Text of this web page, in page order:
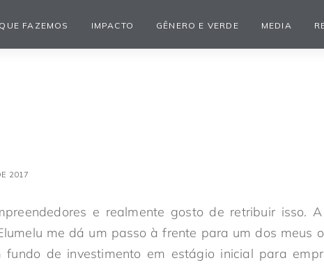
FAZEMOS IMPACTO GÊNERO E VERDE MEDIA
2017
e realmente gosto de retribuir isso.
me dá um passo à frente para um dos meus
de investimento em estágio inicial para